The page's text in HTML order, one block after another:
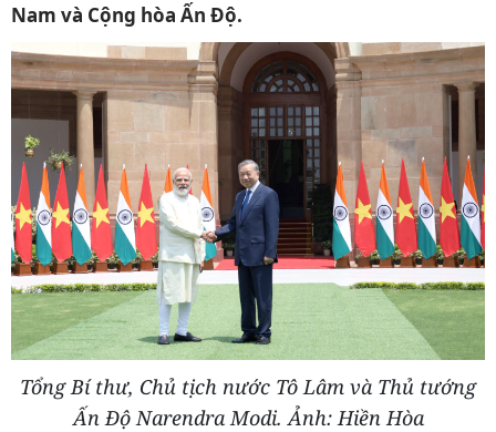
Nam và Cộng hòa Ấn Độ.
Tổng Bí thư, Chủ tịch nước Tô Lâm và Thủ tướng
Ấn Độ Narendra Modi. Ảnh: Hiền Hòa